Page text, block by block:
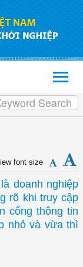
font size
doanh nghiệp
rõ khi truy cập
cổng thông tin
nhỏ và vừa thì